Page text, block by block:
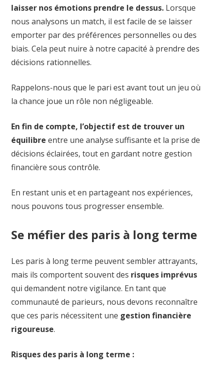
laisser nos émotions prendre le dessus.Lorsque
nous analysons un match, il est facile de se laisser
emporter par des préférences personnelles ou des
biais. Cela peut nuire à notre capacité à prendre des
décisions rationnelles.
Rappelons-nous que le pari est avant tout un jeu où
la chance joue un rôle non négligeable.
En fin de compte, l’objectif est de trouver un
équilibre entre une analyse suffisante et la prise de
décisions éclairées, tout en gardant notre gestion
financière sous contrôle.
En restant unis et en partageant nos expériences,
nous pouvons tous progresser ensemble.
Se méfier des paris à long terme
Les paris à long terme peuvent sembler attrayants,
mais ils comportent souvent des risques imprévus
qui demandent notre vigilance. En tant que
communauté de parieurs, nous devons reconnaître
que ces paris nécessitent une gestion financière
rigoureuse.
Risques des paris à long terme :